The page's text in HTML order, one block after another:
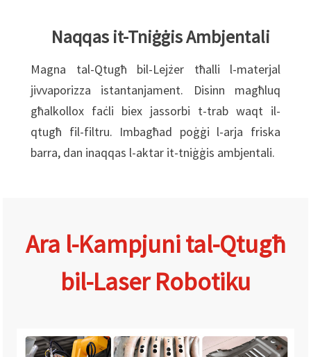
Naqqas it-Tniġġis Ambjentali
Magna tal-Qtugħ bil-Lejżer tħalli l-materjal
jivvaporizza istantanjament. Disinn magħluq
għalkollox faċli biex jassorbi t-trab waqt il-
qtugħ fil-filtru. Imbagħad poġġi l-arja friska
barra, dan inaqqas l-aktar it-tniġġis ambjentali.
Ara l-Kampjuni tal-Qtugħ
bil-Laser Robotiku